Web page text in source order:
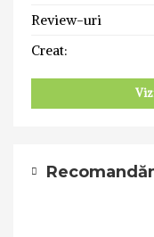
Review-uri
Creat: